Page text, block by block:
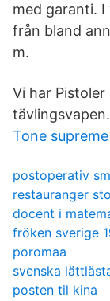
med garanti.
från bland
m.
Vi har
Tone supreme
postoperativ
restauranger
docent i
fröken sverige
poromaa
svenska
posten til kina